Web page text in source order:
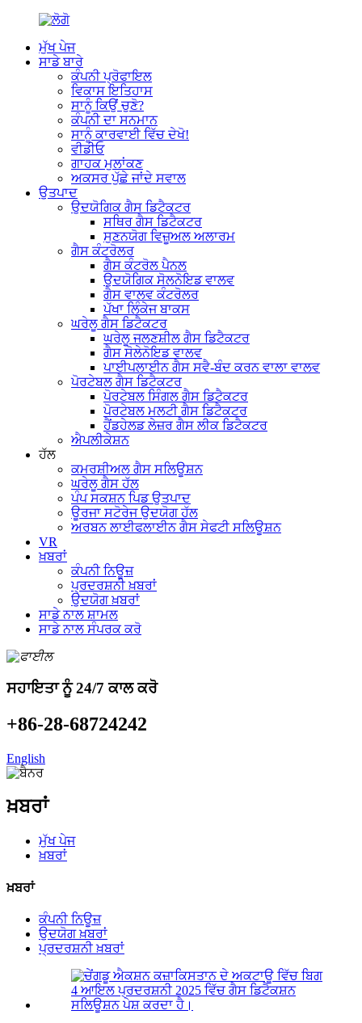
ਮੁੱਖ ਪੇਜ
ਸਾਡੇ ਬਾਰੇ
ਕੰਪਨੀ ਪ੍ਰੋਫਾਇਲ
ਵਿਕਾਸ ਇਤਿਹਾਸ
ਸਾਨੂੰ ਕਿਉਂ ਚੁਣੋ?
ਕੰਪਨੀ ਦਾ ਸਨਮਾਨ
ਸਾਨੂੰ ਕਾਰਵਾਈ ਵਿੱਚ ਦੇਖੋ!
ਵੀਡੀਓ
ਗਾਹਕ ਮੁਲਾਂਕਣ
ਅਕਸਰ ਪੁੱਛੇ ਜਾਂਦੇ ਸਵਾਲ
ਉਤਪਾਦ
ਉਦਯੋਗਿਕ ਗੈਸ ਡਿਟੈਕਟਰ
ਸਥਿਰ ਗੈਸ ਡਿਟੈਕਟਰ
ਸੁਣਨਯੋਗ ਵਿਜ਼ੂਅਲ ਅਲਾਰਮ
ਗੈਸ ਕੰਟਰੋਲਰ
ਗੈਸ ਕੰਟਰੋਲ ਪੈਨਲ
ਉਦਯੋਗਿਕ ਸੋਲਨੋਇਡ ਵਾਲਵ
ਗੈਸ ਵਾਲਵ ਕੰਟਰੋਲਰ
ਪੱਖਾ ਲਿੰਕੇਜ ਬਾਕਸ
ਘਰੇਲੂ ਗੈਸ ਡਿਟੈਕਟਰ
ਘਰੇਲੂ ਜਲਣਸ਼ੀਲ ਗੈਸ ਡਿਟੈਕਟਰ
ਗੈਸ ਸੋਲੇਨੋਇਡ ਵਾਲਵ
ਪਾਈਪਲਾਈਨ ਗੈਸ ਸਵੈ-ਬੰਦ ਕਰਨ ਵਾਲਾ ਵਾਲਵ
ਪੋਰਟੇਬਲ ਗੈਸ ਡਿਟੈਕਟਰ
ਪੋਰਟੇਬਲ ਸਿੰਗਲ ਗੈਸ ਡਿਟੈਕਟਰ
ਪੋਰਟੇਬਲ ਮਲਟੀ ਗੈਸ ਡਿਟੈਕਟਰ
ਹੈਂਡਹੇਲਡ ਲੇਜ਼ਰ ਗੈਸ ਲੀਕ ਡਿਟੈਕਟਰ
ਐਪਲੀਕੇਸ਼ਨ
ਹੱਲ
ਕਮਰਸ਼ੀਅਲ ਗੈਸ ਸਲਿਊਸ਼ਨ
ਘਰੇਲੂ ਗੈਸ ਹੱਲ
ਪੰਪ ਸਕਸ਼ਨ ਪਿਡ ਉਤਪਾਦ
ਊਰਜਾ ਸਟੋਰੇਜ ਉਦਯੋਗ ਹੱਲ
ਅਰਬਨ ਲਾਈਫਲਾਈਨ ਗੈਸ ਸੇਫਟੀ ਸਲਿਊਸ਼ਨ
VR
ਖ਼ਬਰਾਂ
ਕੰਪਨੀ ਨਿਊਜ਼
ਪ੍ਰਦਰਸ਼ਨੀ ਖ਼ਬਰਾਂ
ਉਦਯੋਗ ਖ਼ਬਰਾਂ
ਸਾਡੇ ਨਾਲ ਸ਼ਾਮਲ
ਸਾਡੇ ਨਾਲ ਸੰਪਰਕ ਕਰੋ
ਸਹਾਇਤਾ ਨੂੰ 24/7 ਕਾਲ ਕਰੋ
+86-28-68724242
English
ਖ਼ਬਰਾਂ
ਮੁੱਖ ਪੇਜ
ਖ਼ਬਰਾਂ
ਖ਼ਬਰਾਂ
ਕੰਪਨੀ ਨਿਊਜ਼
ਉਦਯੋਗ ਖ਼ਬਰਾਂ
ਪ੍ਰਦਰਸ਼ਨੀ ਖ਼ਬਰਾਂ